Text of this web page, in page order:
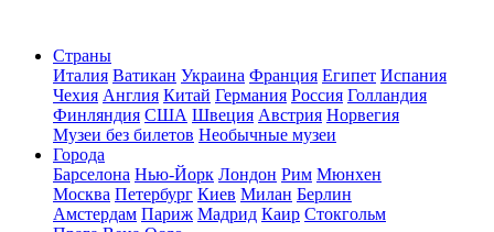
Страны
Италия Ватикан Украина Франция Египет Испания
Чехия Англия Китай Германия Россия Голландия
Финляндия США Швеция Австрия Норвегия
Музеи без билетов Необычные музеи
Города
Барселона Нью-Йорк Лондон Рим Мюнхен
Москва Петербург Киев Милан Берлин
Амстердам Париж Мадрид Каир Стокгольм